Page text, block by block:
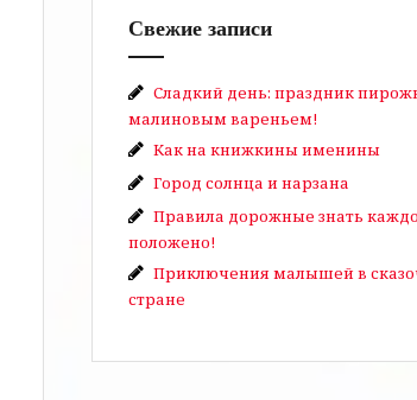
Свежие записи
Сладкий день: праздник
малиновым вареньем!
Как на книжкины именины
Город солнца и нарзана
Правила дорожные знать
положено!
Приключения малышей в
стране